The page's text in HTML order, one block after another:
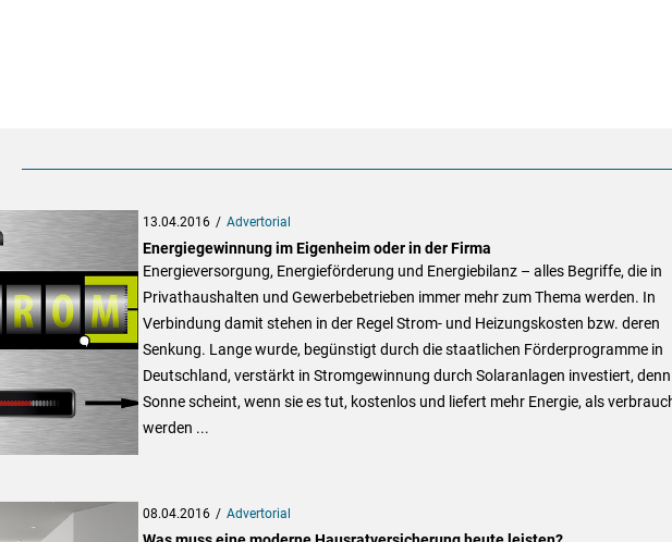
13.04.2016 Advertorial
Energiegewinnung im Eigenheim oder in der Firma
Energieversorgung, Energieförderung und Energiebilanz – alles Begriffe, die in
Privathaushalten und Gewerbebetrieben immer mehr zum Thema werden. In
Verbindung damit stehen in der Regel Strom- und Heizungskosten bzw. deren
Senkung. Lange wurde, begünstigt durch die staatlichen Förderprogramme in
Deutschland, verstärkt in Stromgewinnung durch Solaranlagen investiert, denn
Sonne scheint, wenn sie es tut, kostenlos und liefert mehr Energie, als
werden ...
08.04.2016 Advertorial